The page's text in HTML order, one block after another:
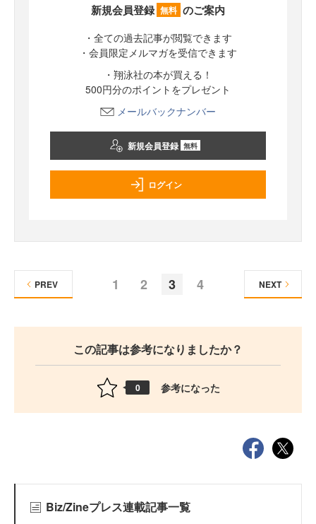
新規会員登録 無料 のご案内
・全ての過去記事が閲覧できます
・会員限定メルマガを受信できます
・翔泳社の本が買える！
500円分のポイントをプレゼント
メールバックナンバー
新規会員登録 無料
ログイン
1 2 3 4
PREV NEXT
この記事は参考になりましたか？
0 参考になった
Biz/Zineプレス連載記事一覧